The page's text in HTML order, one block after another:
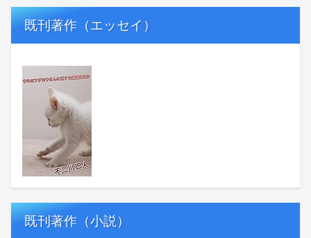
既刊著作（エッセイ）
既刊著作（小説）